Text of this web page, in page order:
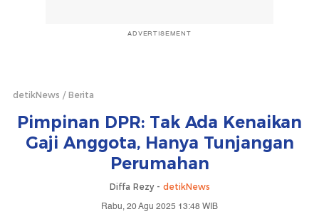
ADVERTISEMENT
detikNews Berita
Pimpinan DPR: Tak Ada Kenaikan
Gaji Anggota, Hanya Tunjangan
Perumahan
Diffa Rezy - detikNews
Rabu, 20 Agu 2025 13:48 WIB